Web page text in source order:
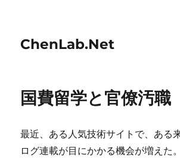
ChenLab.Net
国費留学と官僚汚職
最近、ある人気技術サイトで、ある
ログ連載が目にかかる機会が増えた。